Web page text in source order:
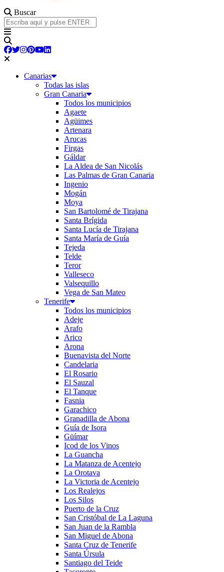
Buscar
Canarias
Todas las islas
Gran Canaria
Todos los municipios
Agaete
Agüimes
Artenara
Arucas
Firgas
Gáldar
La Aldea de San Nicolás
Las Palmas de Gran Canaria
Ingenio
Mogán
Moya
San Bartolomé de Tirajana
Santa Brígida
Santa Lucía de Tirajana
Santa María de Guía
Tejeda
Telde
Teror
Valleseco
Valsequillo
Vega de San Mateo
Tenerife
Todos los municipios
Adeje
Arafo
Arico
Arona
Buenavista del Norte
Candelaria
El Rosario
El Sauzal
El Tanque
Fasnia
Garachico
Granadilla de Abona
Guía de Isora
Güímar
Icod de los Vinos
La Guancha
La Matanza de Acentejo
La Orotava
La Victoria de Acentejo
Los Realejos
Los Silos
Puerto de la Cruz
San Cristóbal de La Laguna
San Juan de la Rambla
San Miguel de Abona
Santa Cruz de Tenerife
Santa Úrsula
Santiago del Teide